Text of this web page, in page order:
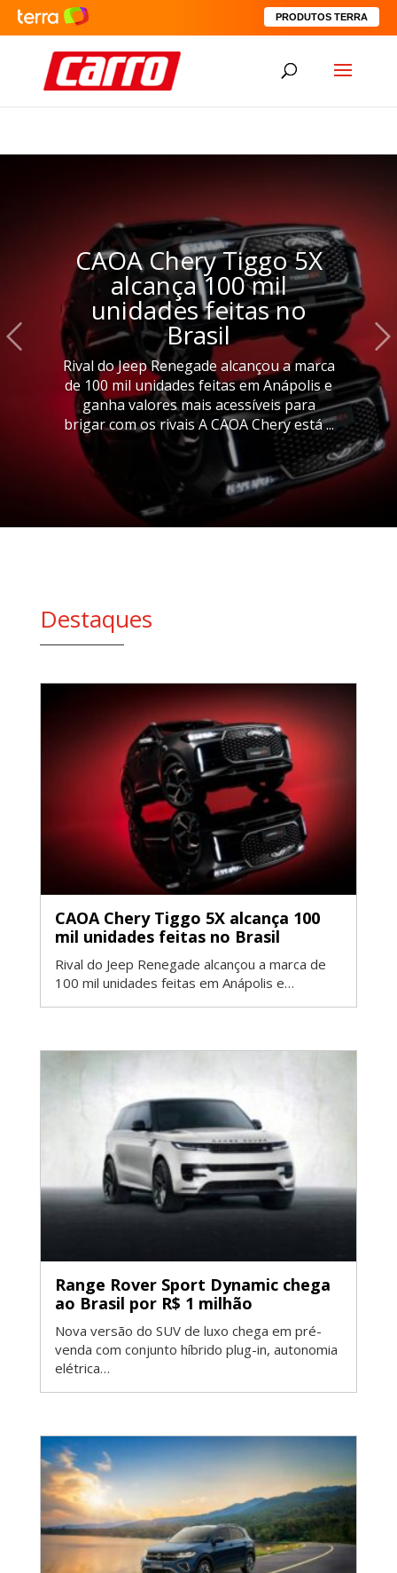
PRODUTOS TERRA
CAOA Chery Tiggo 5X
alcança 100 mil
unidades feitas no
Brasil
Rival do Jeep Renegade alcançou a marca
de 100 mil unidades feitas em Anápolis e
ganha valores mais acessíveis para
brigar com os rivais A CAOA Chery está ...
Destaques
CAOA Chery Tiggo 5X alcança 100
mil unidades feitas no Brasil
Rival do Jeep Renegade alcançou a marca de
100 mil unidades feitas em Anápolis e…
Range Rover Sport Dynamic chega
ao Brasil por R$ 1 milhão
Nova versão do SUV de luxo chega em pré-
venda com conjunto híbrido plug-in, autonomia
elétrica…